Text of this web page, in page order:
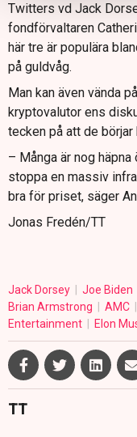
Twitters vd Jack
fondförvaltaren
här tre är populära
på guldvåg.
Man kan även vända
kryptovalutor ens
tecken på att de
– Många är nog
stoppa en massiv
bra för priset, säger
Jonas Fredén/TT
Jack Dorsey Joe Biden
Brian Armstrong
AMC
Entertainment
Elon
TT